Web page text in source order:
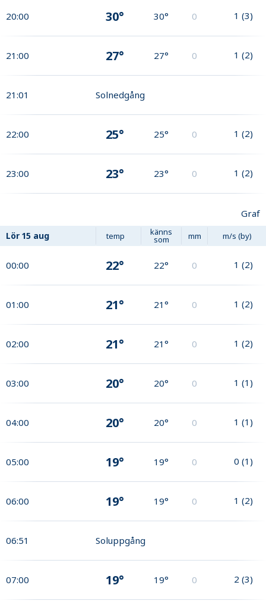
20:00 30° 30° 0 1 (3)
21:00 27° 27° 0 1 (2)
21:01 Solnedgång
22:00 25° 25° 0 1 (2)
23:00 23° 23° 0 1 (2)
Graf
Lör 15 aug temp känns
som mm m/s (by)
00:00 22° 22° 0 1 (2)
01:00 21° 21° 0 1 (2)
02:00 21° 21° 0 1 (2)
03:00 20° 20° 0 1 (1)
04:00 20° 20° 0 1 (1)
05:00 19° 19° 0 0 (1)
06:00 19° 19° 0 1 (2)
06:51 Soluppgång
07:00 19° 19° 0 2 (3)